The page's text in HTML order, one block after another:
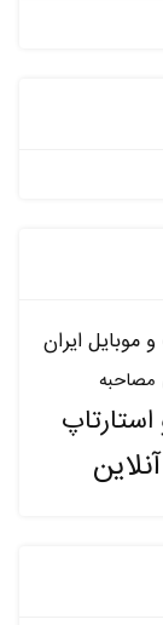
موبایل ایران
مصاحبه